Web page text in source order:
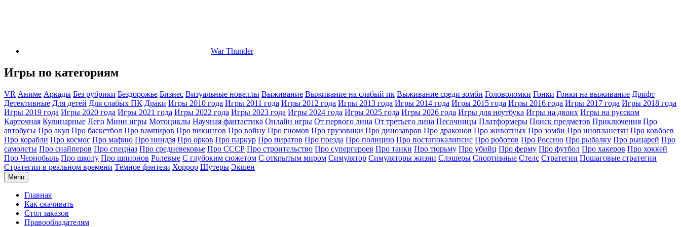
War Thunder
Игры по категориям
VR Аниме Аркады Без рубрики Бездорожье Бизнес Визуальные новеллы Выживание Выживание на слабый пк Выживание среди зомби Головоломки Гонки Гонки на выживание Дрифт
Детективные Для детей Для слабых ПК Драки Игры 2010 года Игры 2011 года Игры 2012 года Игры 2013 года Игры 2014 года Игры 2015 года Игры 2016 года Игры 2017 года Игры 2018 года
Игры 2019 года Игры 2020 года Игры 2021 года Игры 2022 года Игры 2023 года Игры 2024 года Игры 2025 года Игры 2026 года Игры для ноутбука Игры на двоих Игры на русском
Карточная Кулинарные Лего Мини игры Мотоциклы Научная фантастика Онлайн игры От первого лица От третьего лица Песочницы Платформеры Поиск предметов Приключения Про
автобусы Про акул Про баскетбол Про вампиров Про викингов Про войну Про гномов Про грузовики Про динозавров Про драконов Про животных Про зомби Про инопланетян Про ковбоев
Про корабли Про космос Про мафию Про ниндзя Про орков Про паркур Про пиратов Про поезда Про полицию Про постапокалипсис Про роботов Про Россию Про рыбалку Про рыцарей Про
самолеты Про снайперов Про спецназ Про средневековье Про СССР Про строительство Про супергероев Про танки Про тюрьму Про убийц Про ферму Про футбол Про хакеров Про хоккей
Про Чернобыль Про школу Про шпионов Ролевые С глубоким сюжетом С открытым миром Симулятор Симуляторы жизни Слэшеры Спортивные Стелс Стратегии Пошаговые стратегии
Стратегии в реальном времени Тёмное фэнтези Хоррор Шутеры Экшен
Menu
Главная
Как скачивать
Стол заказов
Правообладателям